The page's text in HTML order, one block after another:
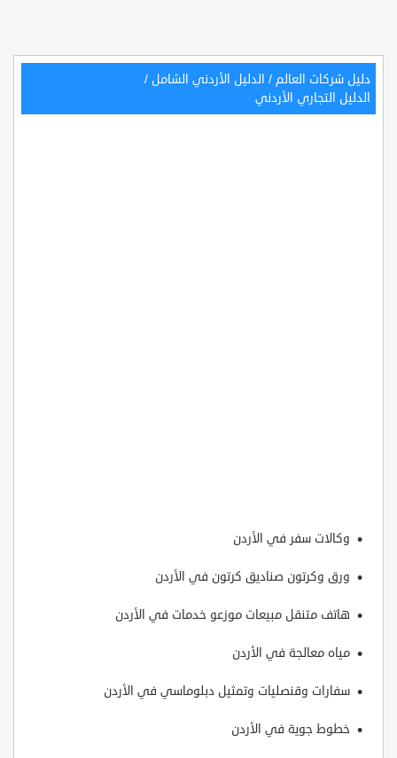
دليل شركات العالم / الدليل الأردني الشامل /
الدليل التجاري الأردني
وكالات سفر في الأردن
ورق وكرتون صناديق كرتون في الأردن
هاتف متنقل مبيعات موزعو خدمات في الأردن
مياه معالجة في الأردن
سفارات وقنصليات وتمثيل دبلوماسي في الأردن
خطوط جوية في الأردن